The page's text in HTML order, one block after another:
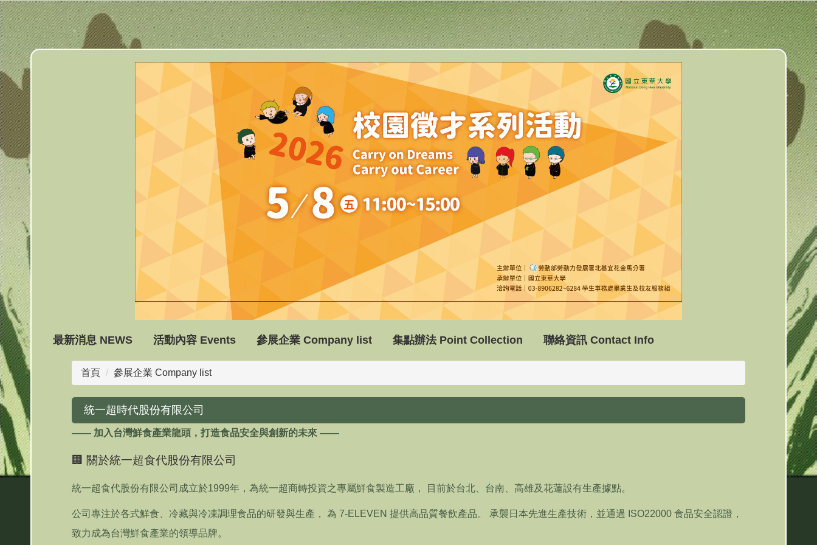
跳
到
主
要
內
容
區
最新消息 NEWS 活動內容 Events 參展企業 Company list 集點辦法 Point Collection 聯絡資訊 Contact Info
首頁 參展企業 Company list
統一超時代股份有限公司
—— 加入台灣鮮食產業龍頭，打造食品安全與創新的未來 ——
🏢 關於統一超食代股份有限公司
統一超食代股份有限公司成立於1999年，為統一超商轉投資之專屬鮮食製造工廠， 目前於台北、台南、高雄及花蓮設有生產據點。
公司專注於各式鮮食、冷藏與冷凍調理食品的研發與生產， 為 7-ELEVEN 提供高品質餐飲產品。 承襲日本先進生產技術，並通過 ISO22000 食品安全認證，
致力成為台灣鮮食產業的領導品牌。